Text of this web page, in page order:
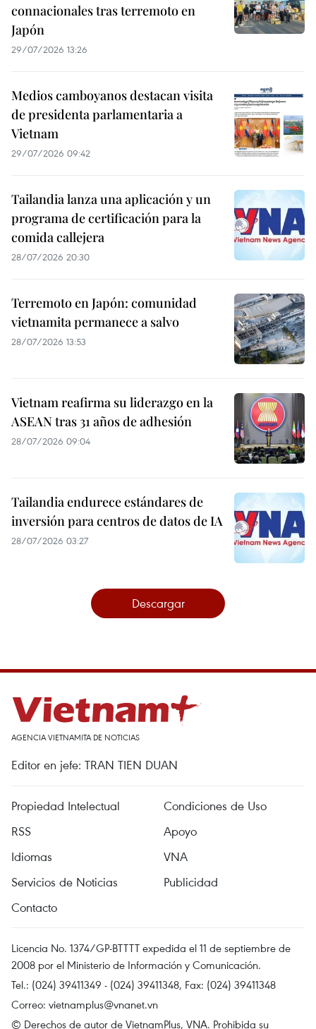
connacionales tras terremoto en
Japón
29/07/2026 13:26
Medios camboyanos destacan visita
de presidenta parlamentaria a
Vietnam
29/07/2026 09:42
Tailandia lanza una aplicación y un
programa de certificación para la
comida callejera
28/07/2026 20:30
Terremoto en Japón: comunidad
vietnamita permanece a salvo
28/07/2026 13:53
Vietnam reafirma su liderazgo en la
ASEAN tras 31 años de adhesión
28/07/2026 09:04
Tailandia endurece estándares de
inversión para centros de datos de IA
28/07/2026 03:27
Descargar
AGENCIA VIETNAMITA DE NOTICIAS
Editor en jefe: TRAN TIEN DUAN
Propiedad Intelectual
Condiciones de Uso
RSS
Apoyo
Idiomas
VNA
Servicios de Noticias
Publicidad
Contacto
Licencia No. 1374/GP-BTTTT expedida el 11 de septiembre de
2008 por el Ministerio de Información y Comunicación.
Tel.: (024) 39411349 - (024) 39411348, Fax: (024) 39411348
Correo: vietnamplus@vnanet.vn
© Derechos de autor de VietnamPlus, VNA. Prohibida su